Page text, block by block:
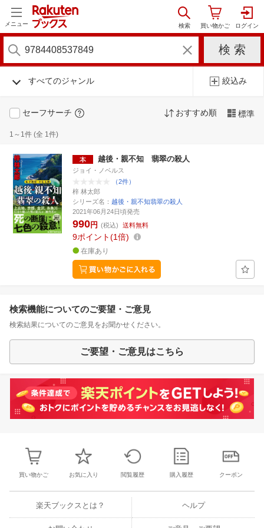
メニュー
すべてのジャンル 絞込み
セーフサーチ おすすめ順 標準
1～1件 (全 1件)
越後・親不知 翡翠の殺人
ジョイ・ノベルス
（2件）
梓 林太郎
シリーズ名： 越後・親不知翡翠の殺人
2021年06月24日頃発売
990円 (税込) 送料無料
9ポイント 1倍
在庫あり
検索機能についてのご要望・ご意見
検索結果についてのご意見をお聞かせください。
ご要望・ご意見はこちら
買い物かご お気に入り 閲覧履歴 購入履歴 クーポン
楽天ブックスとは？ ヘルプ